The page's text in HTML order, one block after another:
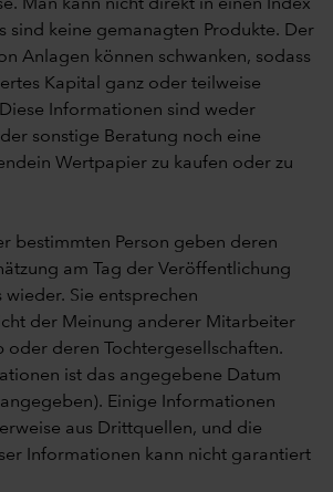
Man kann nicht direkt in einen Index
sind keine gemanagten Produkte. Der
Anlagen können schwanken, sodass
Kapital ganz oder teilweise
Informationen sind weder
sonstige Beratung noch eine
Wertpapier zu kaufen oder zu
bestimmten Person geben deren
am Tag der Veröffentlichung
wieder. Sie entsprechen
der Meinung anderer Mitarbeiter
oder deren Tochtergesellschaften.
ist das angegebene Datum
Einige Informationen
aus Drittquellen, und die
Informationen kann nicht garantiert